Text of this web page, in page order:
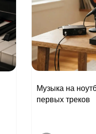
Музыка на
первых треков